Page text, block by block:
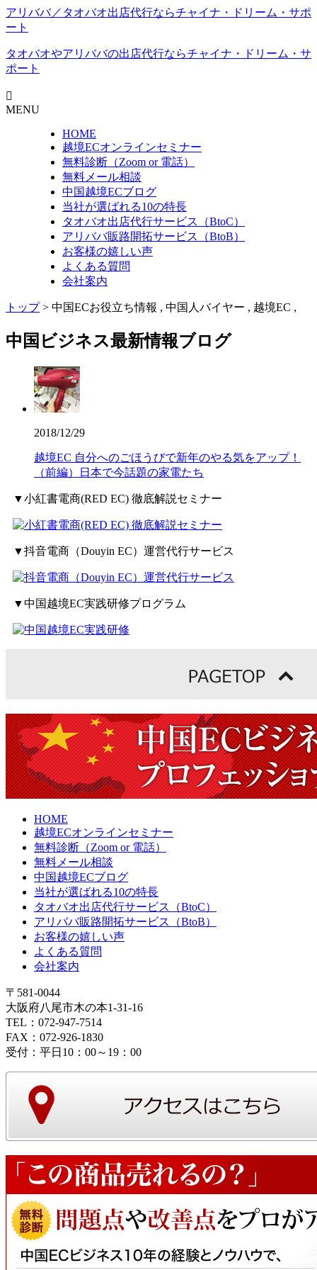
アリババ／タオバオ出店代⾏ならチャイナ・ドリーム・サポ
ート
タオバオやアリババの出店代行ならチャイナ・ドリーム・サ
ポート
MENU
HOME
越境ECオンラインセミナー
無料診断（Zoom or 電話）
無料メール相談
中国越境ECブログ
当社が選ばれる10の特長
タオバオ出店代行サービス（BtoC）
アリババ販路開拓サービス（BtoB）
お客様の嬉しい声
よくある質問
会社案内
トップ> 中国ECお役立ち情報 , 中国人バイヤー , 越境EC ,
中国ビジネス最新情報ブログ
2018/12/29
越境EC 自分へのごほうびで新年のやる気をアップ！
（前編）日本で今話題の家電たち
▼小紅書電商(RED EC) 徹底解説セミナー
▼抖音電商（Douyin EC）運営代行サービス
▼中国越境EC実践研修プログラム
HOME
越境ECオンラインセミナー
無料診断（Zoom or 電話）
無料メール相談
中国越境ECブログ
当社が選ばれる10の特長
タオバオ出店代行サービス（BtoC）
アリババ販路開拓サービス（BtoB）
お客様の嬉しい声
よくある質問
会社案内
〒581-0044
大阪府八尾市木の本1-31-16
TEL：072-947-7514
FAX：072-926-1830
受付：平日10：00～19：00